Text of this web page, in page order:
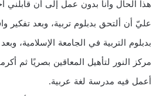
هذا الحال وأنا بدون عمل إلى أن قابلني
عليّ أن ألتحق بدبلوم تربية، وبعد
بدبلوم التربية في الجامعة
مركز النور لتأهيل المعاقين بصريًا ثم
أعمل فيه مدرسة لغة عربية.